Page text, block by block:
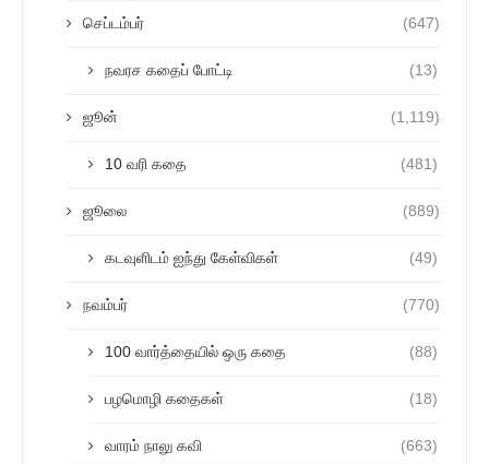
செப்டம்பர் (647)
நவரச கதைப் போட்டி (13)
ஜூன் (1,119)
10 வரி கதை (481)
ஜூலை (889)
கடவுளிடம் ஐந்து கேள்விகள் (49)
நவம்பர் (770)
100 வார்த்தையில் ஒரு கதை (88)
பழமொழி கதைகள் (18)
வாரம் நாலு கவி (663)